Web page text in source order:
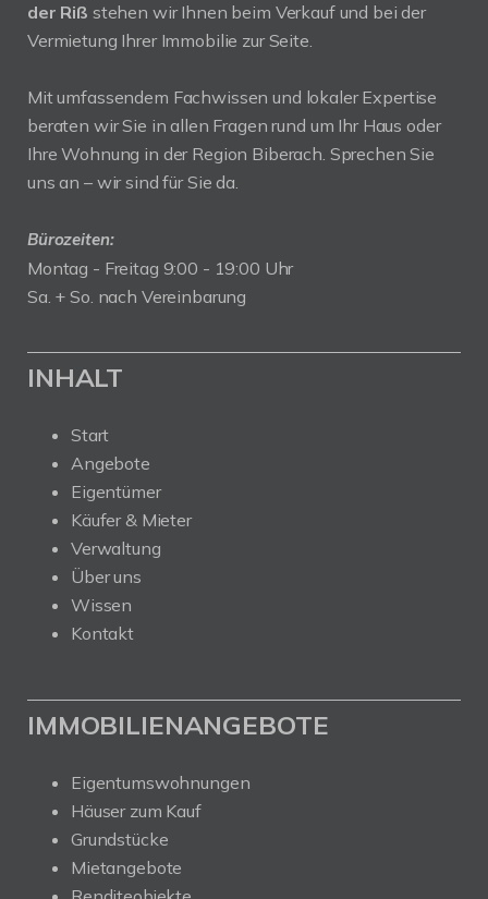
der Riß stehen wir Ihnen beim Verkauf und bei der
Vermietung Ihrer Immobilie zur Seite.
Mit umfassendem Fachwissen und lokaler Expertise
beraten wir Sie in allen Fragen rund um Ihr Haus oder
Ihre Wohnung in der Region Biberach. Sprechen Sie
uns an – wir sind für Sie da.
Bürozeiten:
Montag - Freitag 9:00 - 19:00 Uhr
Sa. + So. nach Vereinbarung
INHALT
Start
Angebote
Eigentümer
Käufer & Mieter
Verwaltung
Über uns
Wissen
Kontakt
IMMOBILIENANGEBOTE
Eigentumswohnungen
Häuser zum Kauf
Grundstücke
Mietangebote